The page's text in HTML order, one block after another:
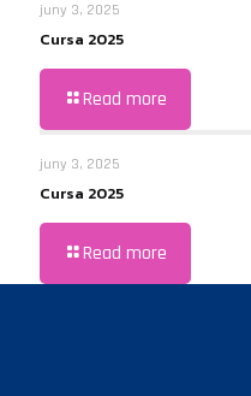
juny 3, 2025
Cursa 2025
Read more
juny 3, 2025
Cursa 2025
Read more